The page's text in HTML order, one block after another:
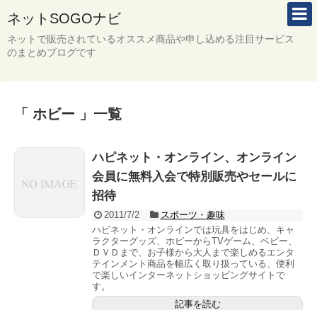
ネットSOGOナビ
ネットで販売されているオススメ商品や申し込める注目サービス
のまとめブログです
「 ホビー 」一覧
ハピネット・オンライン、オンライン
会員に無料入会で特別販売やセールに
招待
2011/7/2
スポーツ・趣味
ハピネット・オンラインでは玩具をはじめ、キャ
ラクターグッズ、ホビーからTVゲーム、ベビー、
ＤＶＤまで、お子様から大人まで楽しめるエンタ
テインメント商品を幅広く取り扱っている、便利
で楽しいインターネットショッピングサイトで
す。
記事を読む